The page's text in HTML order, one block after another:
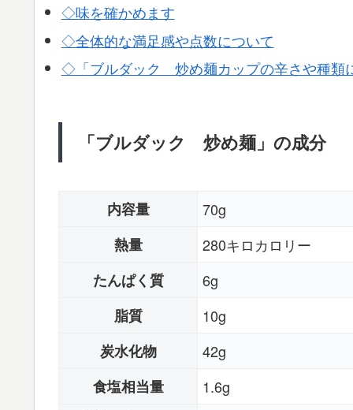
◇味を確かめます
◇全体的な満足感や点数について
◇「ブルダック 炒め麺カップの辛さや種類
「ブルダック 炒め麺」の成分
内容量
70g
熱量
280キロカロリー
たんぱく質
6g
脂質
10g
炭水化物
42g
食塩相当量
1.6g